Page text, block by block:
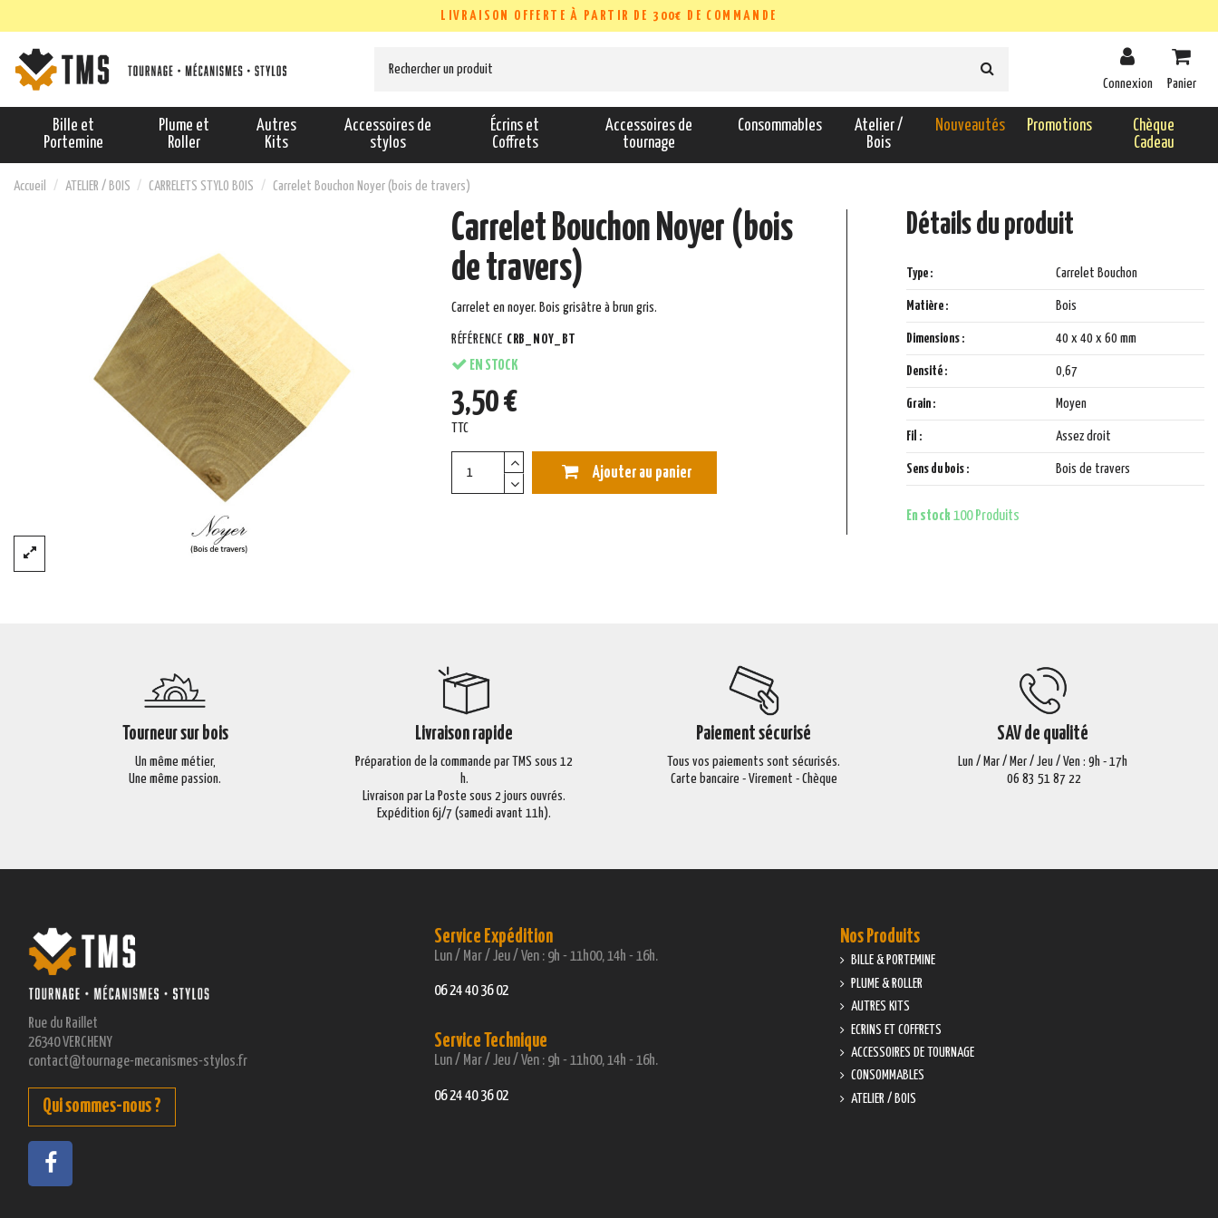
LIVRAISON OFFERTE À PARTIR DE 300€ DE COMMANDE
Connexion Panier
Bille et
Portemine
Plume et
Roller
Autres
Kits
Accessoires de
stylos
Écrins et
Coffrets
Accessoires de
tournage
Consommables
Atelier /
Bois
Nouveautés Promotions
Chèque
Cadeau
Accueil ATELIER / BOIS CARRELETS STYLO BOIS Carrelet Bouchon Noyer (bois de travers)
Carrelet Bouchon Noyer (bois
de travers)
Carrelet en noyer. Bois grisâtre à brun gris.
RÉFÉRENCE CRB_NOY_BT
EN STOCK
3,50 €
TTC
Ajouter au panier
Détails du produit
Type : Carrelet Bouchon
Matière : Bois
Dimensions : 40 x 40 x 60 mm
Densité : 0,67
Grain : Moyen
Fil : Assez droit
Sens du bois : Bois de travers
En stock 100 Produits
Tourneur sur bois
Un même métier,
Une même passion.
Livraison rapide
Préparation de la commande par TMS sous 12
h.
Livraison par La Poste sous 2 jours ouvrés.
Expédition 6j/7 (samedi avant 11h).
Paiement sécurisé
Tous vos paiements sont sécurisés.
Carte bancaire - Virement - Chèque
SAV de qualité
Lun / Mar / Mer / Jeu / Ven : 9h - 17h
06 83 51 87 22
Rue du Raillet
26340 VERCHENY
contact@tournage-mecanismes-stylos.fr
Qui sommes-nous ?
Service Expédition
Lun / Mar / Jeu / Ven : 9h - 11h00, 14h - 16h.
06 24 40 36 02
Service Technique
Lun / Mar / Jeu / Ven : 9h - 11h00, 14h - 16h.
06 24 40 36 02
Nos Produits
BILLE & PORTEMINE
PLUME & ROLLER
AUTRES KITS
ECRINS ET COFFRETS
ACCESSOIRES DE TOURNAGE
CONSOMMABLES
ATELIER / BOIS